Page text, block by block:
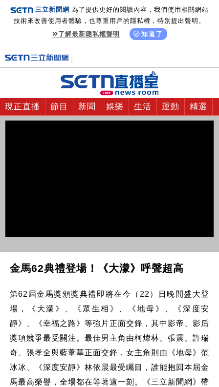
三立新聞網 為了提供更好的閱讀內容，我們使用相關網站
技術來改善使用者體驗，也尊重用戶的隱私權，特別提出聲明。
了解最新隱私權聲明
知道了
現正直播 節目 新聞 娛樂 生活 運動 精選
金馬62典禮登場！《大濛》呼聲超高
第62屆金馬獎頒獎典禮即將在今（22）日晚間盛大登
場，《大濛》、《眾生相》、《地母》、《深度安
靜》、《幸福之路》等強片正面交鋒，其中影帝、影后
獎項競爭最受關注。最佳男主角由柯煒林、張震、許瑞
奇、張孝全與藍葦華正面交鋒，女主角則由《地母》范
冰冰、《深度安靜》林依晨最受矚目，誰能抱回本屆金
馬最高榮譽，全場都在等著這一刻。《三立新聞網》帶